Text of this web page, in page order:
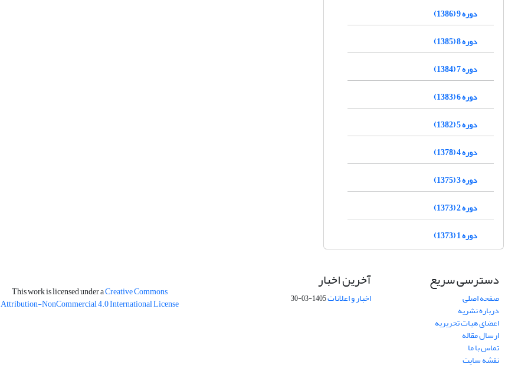
دوره 9 (1386)
دوره 8 (1385)
دوره 7 (1384)
دوره 6 (1383)
دوره 5 (1382)
دوره 4 (1378)
دوره 3 (1375)
دوره 2 (1373)
دوره 1 (1373)
دسترسی سریع
صفحه اصلی
درباره نشریه
اعضای هیات تحریریه
ارسال مقاله
تماس با ما
نقشه سایت
آخرین اخبار
اخبار و اعلانات1405-03-30
This work is licensed under aCreative Commons
Attribution-NonCommercial 4.0 International License